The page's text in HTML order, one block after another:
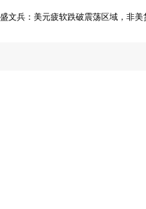
盛文兵：美元疲软跌破震荡区域，非美